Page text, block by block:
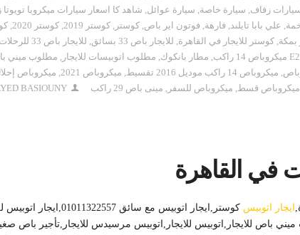
زفاف, سيارة خاصة, سيارة عوائل, شاهد كا اسعار سيارات ميكروبا تويوتا
, علي بابا تايلند, فارهة, فوتون اير باص, كوستر , كوستر 2019 , كوستر 2020 ,
بمكة, كوستر للايجار في القاهرة, للايجار باص 33 بسائق , للايجار باص 33 للرحلات لسياحية
, مطار بانكوك, مطلوب اتوبيسات للايجار , مطلوب ميني
, ميكروباص 14 راكب موديل 2016 تقسيط , ميكروباص 2021 , ميكروباص
ميكروباص قسط, ميكروباص للسفر , مينى باص 29 راكب BASIOUNY
في القاهرة
ايجار اتوبيس كوستر,ايجار اتوبيس مع سائق 01011322557,ايجار اتوبيس للغردقة,
باص للايجار,اتوبيس للايجار,اتوبيس مرسيدس للايجار,تأجير باص